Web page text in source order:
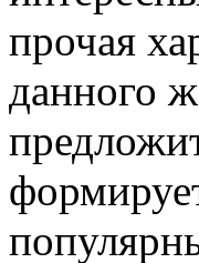
прочая
данного